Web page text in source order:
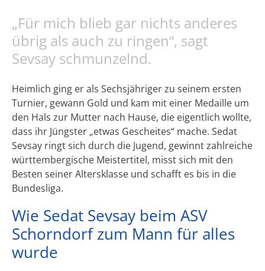
„Für mich blieb gar nichts anderes
übrig als auch zu ringen“, sagt
Sevsay schmunzelnd.
Heimlich ging er als Sechsjähriger zu seinem ersten
Turnier, gewann Gold und kam mit einer Medaille um
den Hals zur Mutter nach Hause, die eigentlich wollte,
dass ihr Jüngster „etwas Gescheites“ mache. Sedat
Sevsay ringt sich durch die Jugend, gewinnt zahlreiche
württembergische Meistertitel, misst sich mit den
Besten seiner Altersklasse und schafft es bis in die
Bundesliga.
Wie Sedat Sevsay beim ASV
Schorndorf zum Mann für alles
wurde